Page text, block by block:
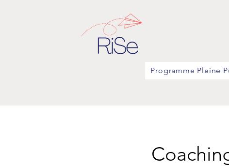
Programme Pleine